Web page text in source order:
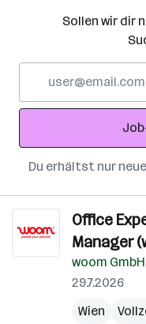
Sollen wir dir
Adresse
Du erhältst nur
Office
Manager
woom GmbH
29.7.2026
Wien